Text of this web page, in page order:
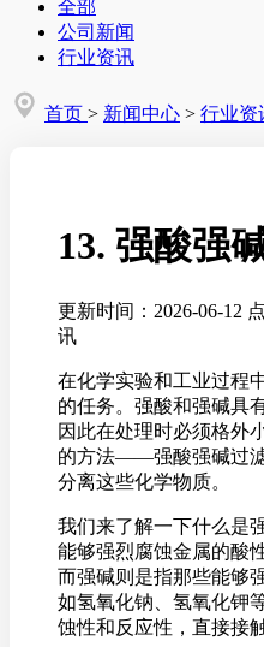
全部
公司新闻
行业资讯
首页 > 新闻中心 > 行业资
13. 强酸强
更新时间：2026-06-12
讯
在化学实验和工业过程
的任务。强酸和强碱具
因此在处理时必须格外
的方法——强酸强碱过
分离这些化学物质。
我们来了解一下什么是
能够强烈腐蚀金属的酸
而强碱则是指那些能够
如氢氧化钠、氢氧化钾
蚀性和反应性，直接接